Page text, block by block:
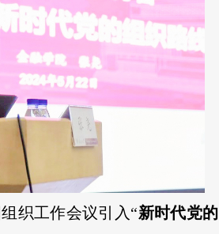
织工作会议引入“新时代党的